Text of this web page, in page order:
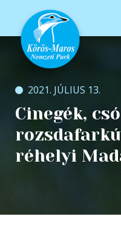
2021. JÚLIUS 13.
Cinegék,
réhelyi